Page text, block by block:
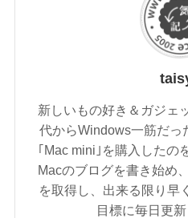
新しいもの好き＆ガジェ
代からWindows一筋だっ
｢Mac mini｣を購入したの
Macのブログを書き始め
を取得し、出来る限り早
目標に毎日更新